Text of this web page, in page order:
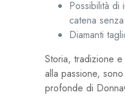
Possibilità di
catena
Diamanti
Storia, tradizione
alla passione,
profonde di